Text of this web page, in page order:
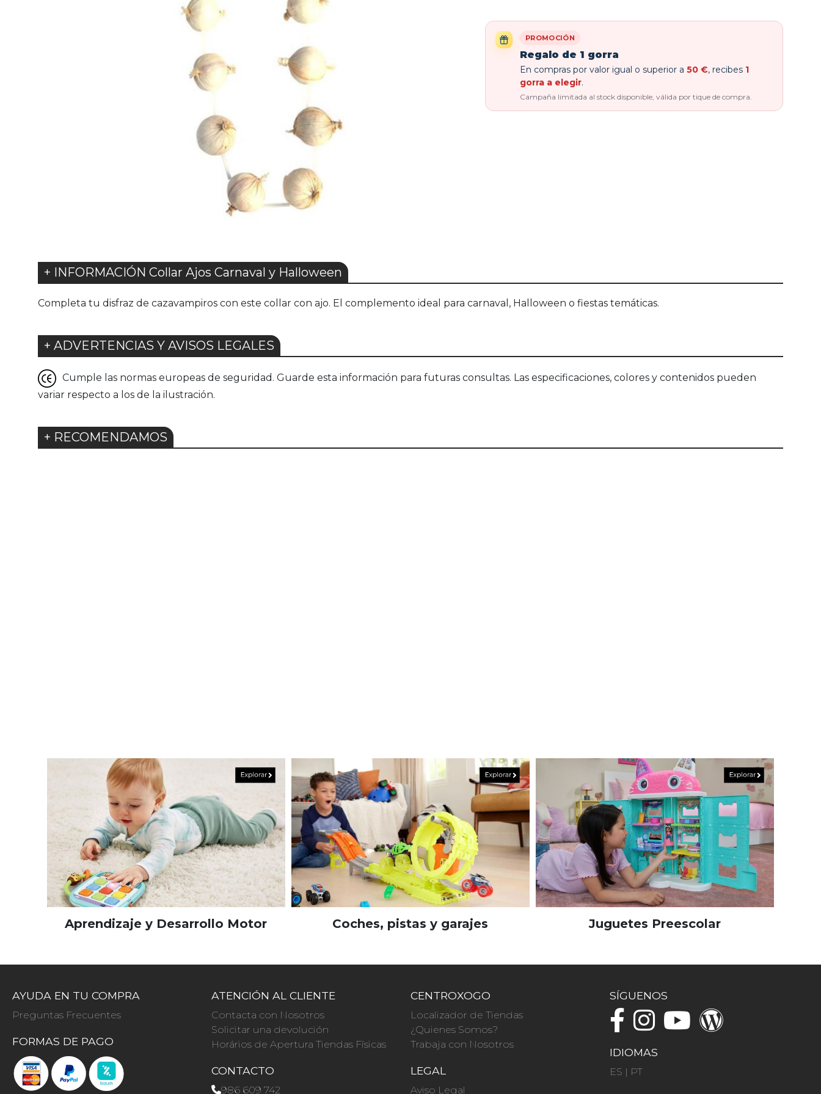
PROMOCIÓN
Regalo de 1 gorra
En compras por valor igual o superior a 50 €, recibes 1
gorra a elegir.
Campaña limitada al stock disponible, válida por tique de compra.
+ INFORMACIÓN Collar Ajos Carnaval y Halloween
Completa tu disfraz de cazavampiros con este collar con ajo. El complemento ideal para carnaval, Halloween o fiestas temáticas.
+ ADVERTENCIAS Y AVISOS LEGALES
Cumple las normas europeas de seguridad. Guarde esta información para futuras consultas. Las especificaciones, colores y contenidos pueden
variar respecto a los de la ilustración.
+ RECOMENDAMOS
Aprendizaje y Desarrollo Motor Coches, pistas y garajes Juguetes Preescolar
AYUDA EN TU COMPRA
Preguntas Frecuentes
FORMAS DE PAGO
ATENCIÓN AL CLIENTE
Contacta con Nosotros
Solicitar una devolución
Horários de Apertura Tiendas Físicas
CONTACTO
986 609 742
CENTROXOGO
Localizador de Tiendas
¿Quienes Somos?
Trabaja con Nosotros
LEGAL
Aviso Legal
SÍGUENOS
IDIOMAS
ES | PT